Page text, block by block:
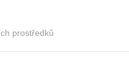
prostředků